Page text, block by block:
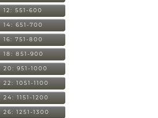
12: 551-600
14: 651-700
16: 751-800
18: 851-900
20: 951-1000
22: 1051-1100
24: 1151-1200
26: 1251-1300